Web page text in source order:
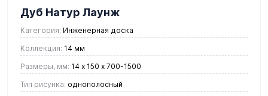
Дуб Натур Лаунж
Категория: Инженерная доска
Коллекция: 14 мм
Размеры, мм: 14 х 150 х 700-1500
Тип рисунка: однополосный